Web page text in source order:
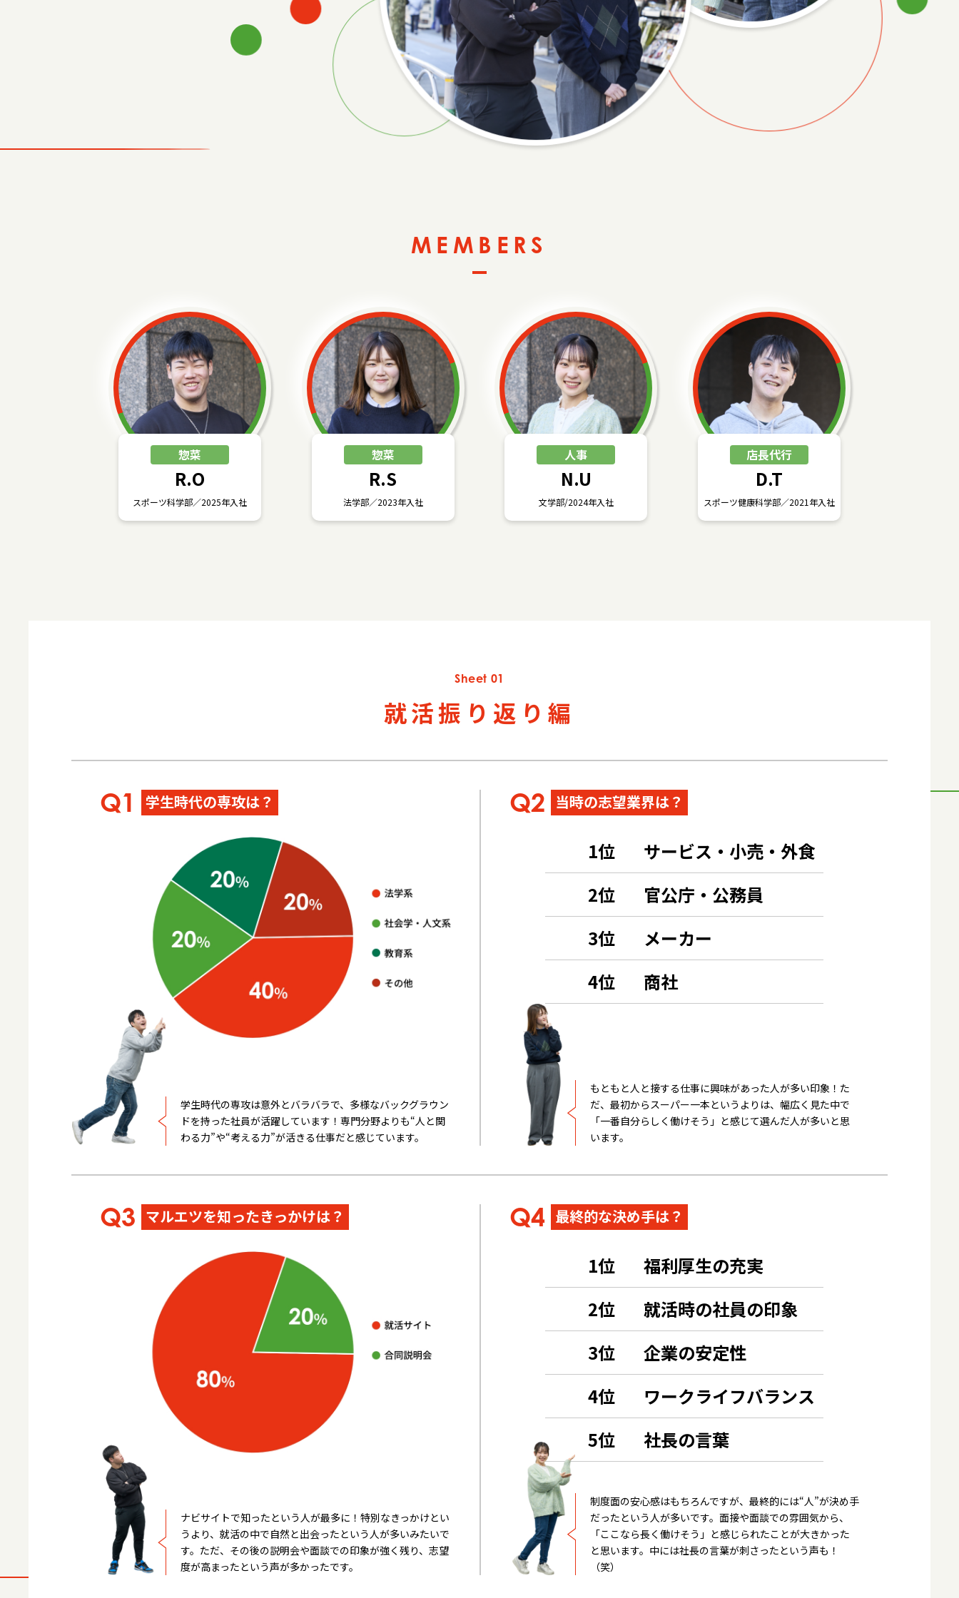
はじめに
マルエツが生み出す違い
WORK&PEOPLE
仕事と人
VOICE｜先輩社員Q&A
WEEK｜マルエツ社員の1週間
CULTURE
働く環境
若手調べ！ マルエツの中のこと
店長｜K.N
INFORMATION
MEMBERS
惣菜
R.O
スポーツ科学部／2025年入社
惣菜
R.S
法学部／2023年入社
人事
N.U
文学部/2024年入社
店長代行
D.T
スポーツ健康科学部／2021年入社
就活振り返り編
学生時代の専攻は？
学生時代の専攻は意外とバラバラで、多様なバックグラウン
ドを持った社員が活躍しています！専門分野よりも“人と関
わる力”や“考える力”が活きる仕事だと感じています。
当時の志望業界は？
1位
サービス・小売・外食
2位
官公庁・公務員
3位
メーカー
4位
商社
もともと人と接する仕事に興味があった人が多い印象！た
だ、最初からスーパー一本というよりは、幅広く見た中で
「一番自分らしく働けそう」と感じて選んだ人が多いと思
います。
マルエツを知ったきっかけは？
ナビサイトで知ったという人が最多に！特別なきっかけとい
うより、就活の中で自然と出会ったという人が多いみたいで
す。ただ、その後の説明会や面談での印象が強く残り、志望
度が高まったという声が多かったです。
最終的な決め手は？
1位
福利厚生の充実
2位
就活時の社員の印象
3位
企業の安定性
4位
ワークライフバランス
5位
社長の言葉
制度面の安心感はもちろんですが、最終的には“人”が決め手
だったという人が多いです。面接や面談での雰囲気から、
「ここなら長く働けそう」と感じられたことが大きかった
と思います。中には社長の言葉が刺さったという声も！
（笑）